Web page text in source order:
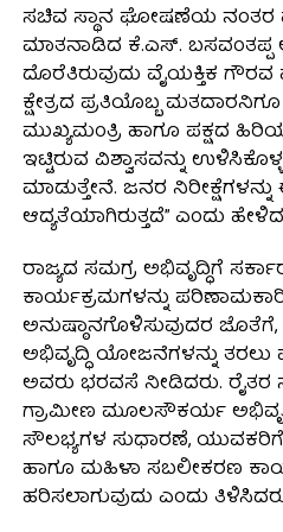
ಸಚಿವ ಸ್ಥಾನ ಘೋಷಣೆಯ ನಂತರ
ಮಾತನಾಡಿದ ಕೆ.ಎಸ್. ಬಸವಂತಪ್ಪ
ದೊರೆತಿರುವುದು ವೈಯಕ್ತಿಕ
ಕ್ಷೇತ್ರದ ಪ್ರತಿಯೊಬ್ಬ
ಮುಖ್ಯಮಂತ್ರಿ ಹಾಗೂ ಪಕ್ಷದ
ಇಟ್ಟಿರುವ ವಿಶ್ವಾಸವನ್ನು
ಮಾಡುತ್ತೇನೆ. ಜನರ
ಆದ್ಯತೆಯಾಗಿರುತ್ತದೆ” ಎಂದು
ರಾಜ್ಯದ ಸಮಗ್ರ ಅಭಿವೃದ್ಧಿಗೆ
ಕಾರ್ಯಕ್ರಮಗಳನ್ನು
ಅನುಷ್ಠಾನಗೊಳಿಸುವುದರ
ಅಭಿವೃದ್ಧಿ ಯೋಜನೆಗಳನ್ನು ತರಲು
ಅವರು ಭರವಸೆ ನೀಡಿದರು. ರೈತರ
ಗ್ರಾಮೀಣ ಮೂಲಸೌಕರ್ಯ
ಸೌಲಭ್ಯಗಳ ಸುಧಾರಣೆ,
ಹಾಗೂ ಮಹಿಳಾ ಸಬಲೀಕರಣ
ಹರಿಸಲಾಗುವುದು ಎಂದು